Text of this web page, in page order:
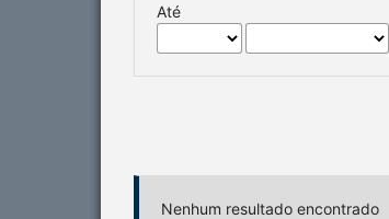
Até
Nenhum resultado encontrado